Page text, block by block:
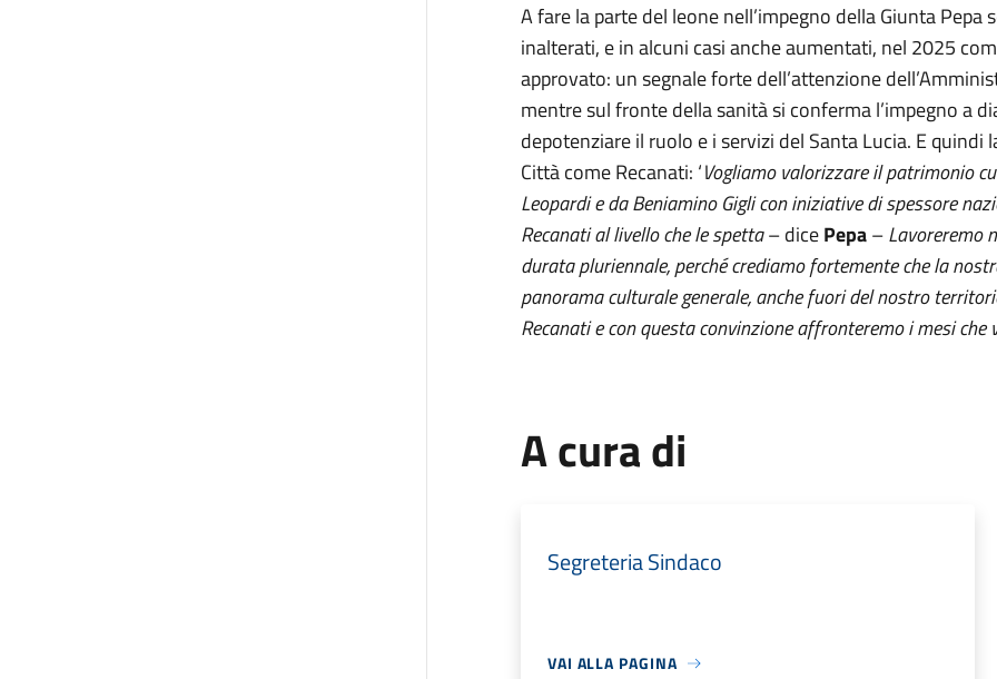
A fare la parte del leone nell’impegno della Giunta Pepa
inalterati, e in alcuni casi anche aumentati, nel 2025
approvato: un segnale forte dell’attenzione
mentre sul fronte della sanità si conferma l’impegno a
depotenziare il ruolo e i servizi del Santa Lucia. E quindi
Città come Recanati: ‘Vogliamo valorizzare il patrimonio
Leopardi e da Beniamino Gigli con iniziative di spessore
Recanati al livello che le spetta– dicePepa–Lavoreremo
durata pluriennale, perché crediamo fortemente che la
panorama culturale generale, anche fuori del nostro
Recanati e con questa convinzione affronteremo i mesi che
A cura di
Segreteria Sindaco
VAI ALLA PAGINA